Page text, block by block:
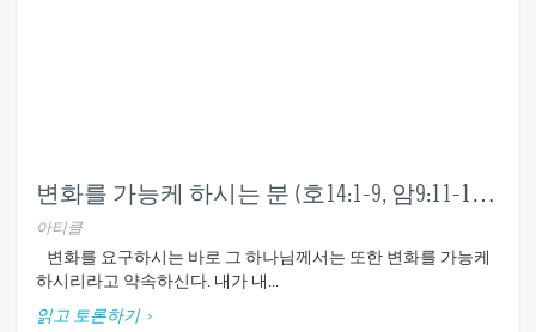
변화를 가능케 하시는 분 (호14:1-9, 암9:11-15, 미4:1-5, 옵21장)
아티클
변화를 요구하시는 바로 그 하나님께서는 또한 변화를 가능케
하시리라고 약속하신다. 내가 내...
읽고 토론하기